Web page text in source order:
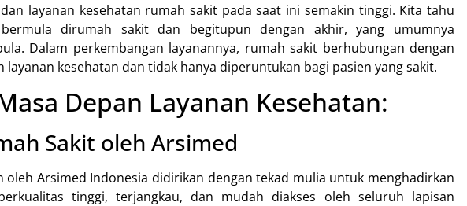
layanan kesehatan rumah sakit pada saat ini semakin tinggi. Kita tahu
dirumah sakit dan begitupun dengan akhir, yang umumnya
Dalam perkembangan layanannya, rumah sakit berhubungan dengan
layanan kesehatan dan tidak hanya diperuntukan bagi pasien yang sakit.
Depan Layanan Kesehatan:
Sakit oleh Arsimed
oleh Arsimed Indonesia didirikan dengan tekad mulia untuk menghadirkan
tinggi, terjangkau, dan mudah diakses oleh seluruh lapisan